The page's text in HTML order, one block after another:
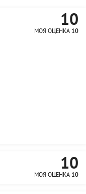
10
МОЯ ОЦЕНКА 10
10
МОЯ ОЦЕНКА 10